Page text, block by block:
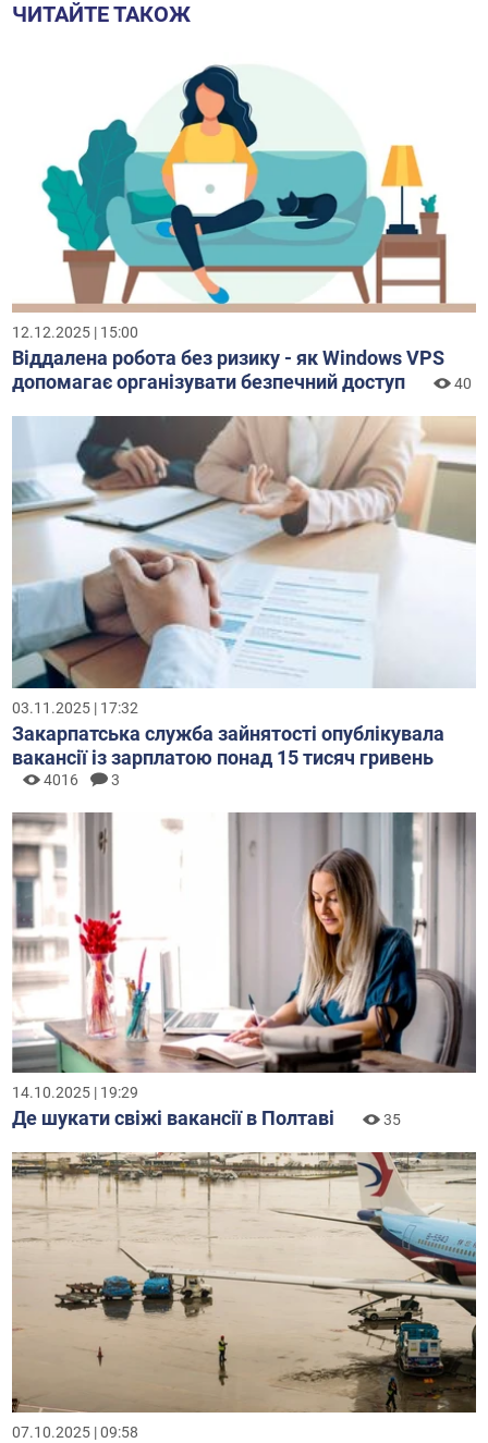
ЧИТАЙТЕ ТАКОЖ
12.12.2025 | 15:00
Віддалена робота без ризику - як Windows VPS
допомагає організувати безпечний доступ
40
03.11.2025 | 17:32
Закарпатська служба зайнятості опублікувала
вакансії із зарплатою понад 15 тисяч гривень
4016 3
14.10.2025 | 19:29
Де шукати свіжі вакансії в Полтаві 35
07.10.2025 | 09:58